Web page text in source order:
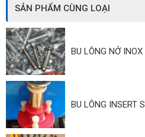
SẢN PHẨM CÙNG LOẠI
BU LÔNG NỞ
BU LÔNG INSERT